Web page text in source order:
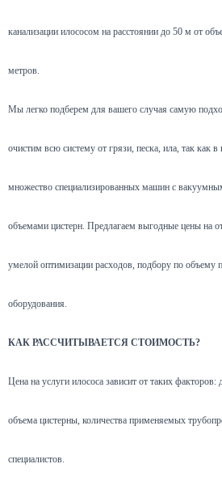
канализации илососом на расстоянии до 50 м от
метров.
Мы легко подберем для вашего случая самую
очистим всю систему от грязи, песка, ила, так как
множество специализированных машин с
объемами цистерн. Предлагаем выгодные цены на
умелой оптимизации расходов, подбору по объему
оборудования.
КАК РАССЧИТЫВАЕТСЯ СТОИМОСТЬ?
Цена на услуги илососа зависит от таких факторов:
объема цистерны, количества применяемых
специалистов.